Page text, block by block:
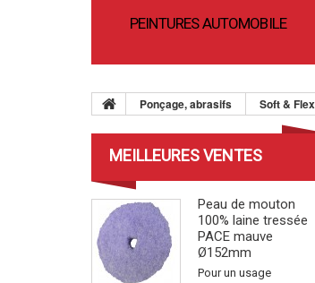
PEINTURES AUTOMOBILE
Ponçage, abrasifs Soft & Flex
MEILLEURES VENTES
Peau de mouton
100% laine tressée
PACE mauve
Ø152mm
Pour un usage